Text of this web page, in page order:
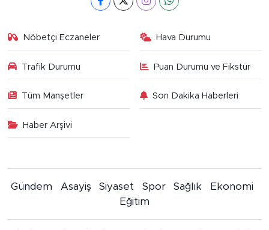
Nöbetçi Eczaneler Hava Durumu
Trafik Durumu Puan Durumu ve Fikstür
Tüm Manşetler Son Dakika Haberleri
Haber Arşivi
Gündem Asayiş Siyaset Spor Sağlık
Ekonomi
Eğitim